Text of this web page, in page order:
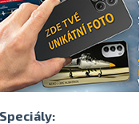
Speciály: